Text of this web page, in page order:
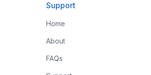
Support
Home
About
FAQs